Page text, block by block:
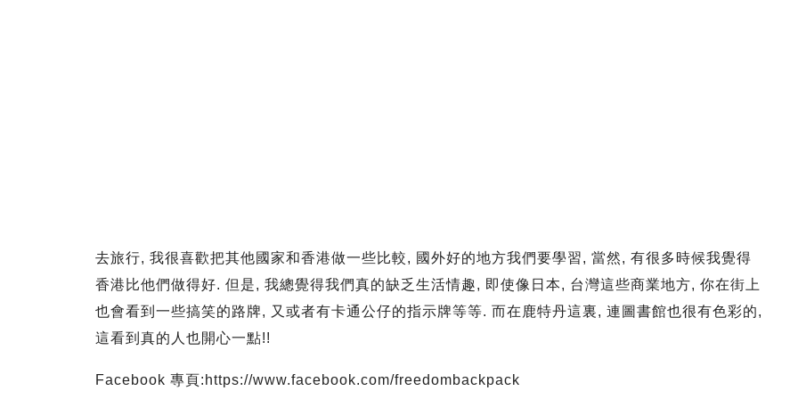
去旅行, 我很喜歡把其他國家和香港做一些比較, 國外好的地方我們要學習, 當然, 有很多時候我覺得
香港比他們做得好. 但是, 我總覺得我們真的缺乏生活情趣, 即使像日本, 台灣這些商業地方, 你在街上
也會看到一些搞笑的路牌, 又或者有卡通公仔的指示牌等等. 而在鹿特丹這裏, 連圖書館也很有色彩的,
這看到真的人也開心一點!!
Facebook 專頁:https://www.facebook.com/freedombackpack